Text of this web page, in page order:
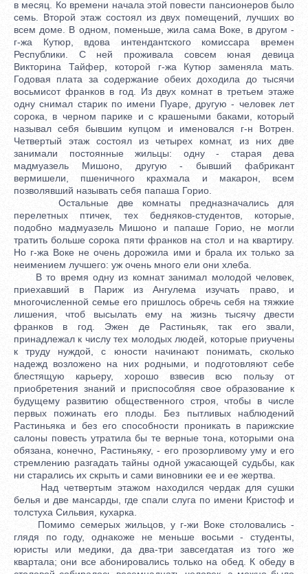
в месяц. Ко времени начала этой повести пансионеров было
семь. Второй этаж состоял из двух помещений, лучших во
всем доме. В одном, поменьше, жила сама Воке, в другом -
г-жа Кутюр, вдова интендантского комиссара времен
Республики. С ней проживала совсем юная девица
Викторина Тайфер, которой г-жа Кутюр заменяла мать.
Годовая плата за содержание обеих доходила до тысячи
восьмисот франков в год. Из двух комнат в третьем этаже
одну снимал старик по имени Пуаре, другую - человек лет
сорока, в черном парике и с крашеными баками, который
называл себя бывшим купцом и именовался г-н Вотрен.
Четвертый этаж состоял из четырех комнат, из них две
занимали постоянные жильцы: одну - старая дева
мадмуазель Мишоно, другую - бывший фабрикант
вермишели, пшеничного крахмала и макарон, всем
позволявший называть себя папаша Горио.
Остальные две комнаты предназначались для
перелетных птичек, тех бедняков-студентов, которые,
подобно мадмуазель Мишоно и папаше Горио, не могли
тратить больше сорока пяти франков на стол и на квартиру.
Но г-жа Воке не очень дорожила ими и брала их только за
неимением лучшего: уж очень много ели они хлеба.
В то время одну из комнат занимал молодой человек,
приехавший в Париж из Ангулема изучать право, и
многочисленной семье его пришлось обречь себя на тяжкие
лишения, чтоб высылать ему на жизнь тысячу двести
франков в год. Эжен де Растиньяк, так его звали,
принадлежал к числу тех молодых людей, которые приучены
к труду нуждой, с юности начинают понимать, сколько
надежд возложено на них родными, и подготовляют себе
блестящую карьеру, хорошо взвесив всю пользу от
приобретения знаний и приспособляя свое образование к
будущему развитию общественного строя, чтобы в числе
первых пожинать его плоды. Без пытливых наблюдений
Растиньяка и без его способности проникать в парижские
салоны повесть утратила бы те верные тона, которыми она
обязана, конечно, Растиньяку, - его прозорливому уму и его
стремлению разгадать тайны одной ужасающей судьбы, как
ни старались их скрыть и сами виновники ее и ее жертва.
Над четвертым этажом находился чердак для сушки
белья и две мансарды, где спали слуга по имени Кристоф и
толстуха Сильвия, кухарка.
Помимо семерых жильцов, у г-жи Воке столовались -
глядя по году, однакоже не меньше восьми - студенты,
юристы или медики, да два-три завсегдатая из того же
квартала; они все абонировались только на обед. К обеду в